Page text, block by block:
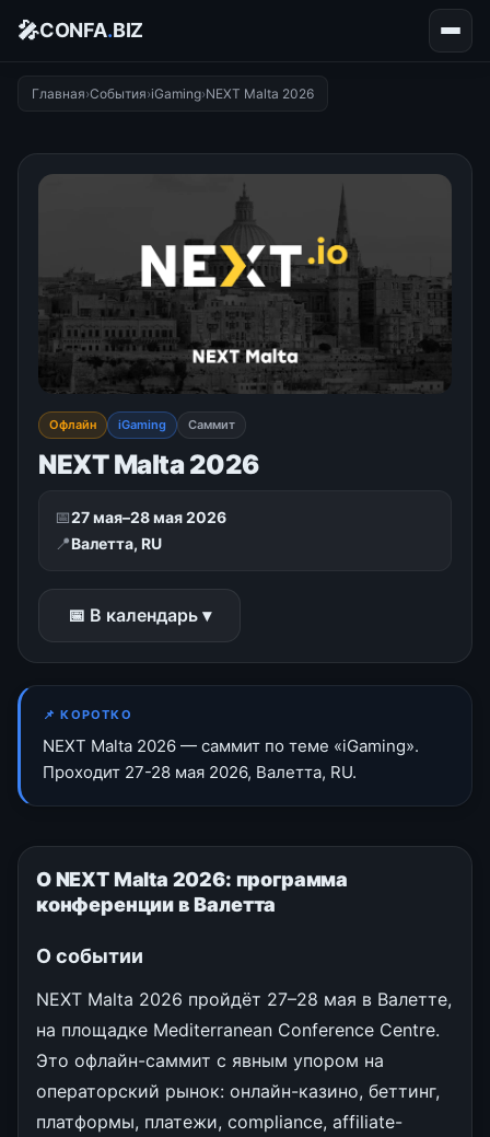
🎤CONFA.BIZ
Главная›События›iGaming›NEXT Malta 2026
Офлайн iGaming Саммит
NEXT Malta 2026
📅27 мая–28 мая 2026
📍Валетта, RU
📅 В календарь ▾
📌 КОРОТКО
NEXT Malta 2026 — саммит по теме «iGaming».
Проходит 27-28 мая 2026, Валетта, RU.
О NEXT Malta 2026: программа
конференции в Валетта
О событии
NEXT Malta 2026 пройдёт 27–28 мая в Валетте,
на площадке Mediterranean Conference Centre.
Это офлайн-саммит с явным упором на
операторский рынок: онлайн-казино, беттинг,
платформы, платежи, compliance, affiliate-